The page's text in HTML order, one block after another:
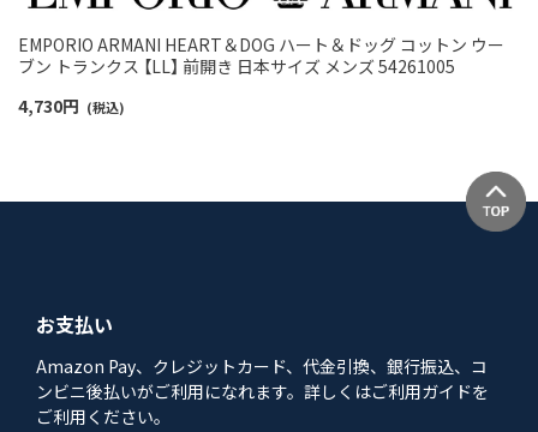
EMPORIO ARMANI HEART＆DOG ハート＆ドッグ コットン ウー
ブン トランクス 【LL】 前開き 日本サイズ メンズ 54261005
4,730円 (税込)
お支払い
Amazon Pay、クレジットカード、代金引換、銀行振込、コ
ンビニ後払いがご利用になれます。詳しくはご利用ガイドを
ご利用ください。